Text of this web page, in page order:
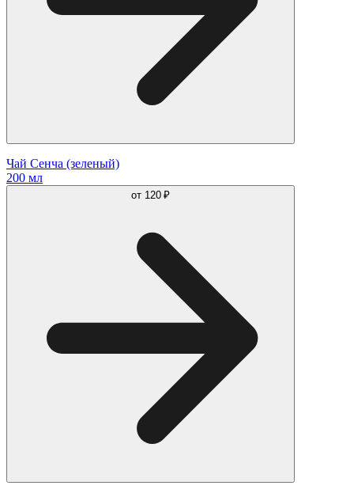
Чай Сенча (зеленый)
200 мл
от 120 ₽